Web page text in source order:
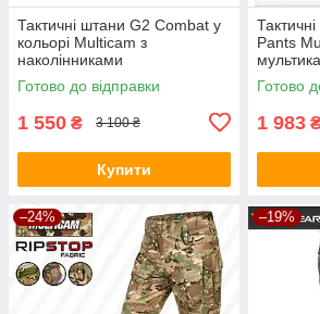
Тактичні штани G2 Combat у
кольорі Multicam з
наколінниками
Готово до відправки
1 550 ₴ 3 100 ₴
Купити
Pants
та
Готово
1 983
–24% –19%